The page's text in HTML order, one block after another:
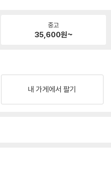
중고
35,600원~
내 가게에서 팔기